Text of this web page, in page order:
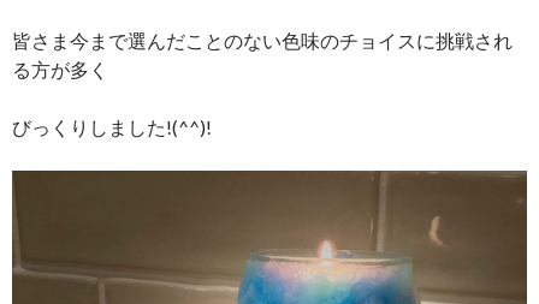
皆さま今まで選んだことのない色味のチョイスに挑戦され
る方が多く
びっくりしました!(^^)!